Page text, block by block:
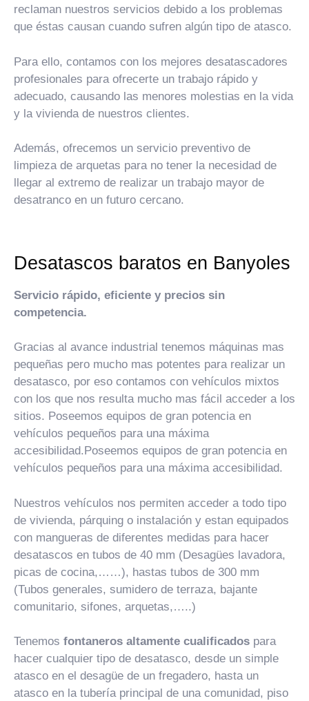
reclaman nuestros servicios debido a los problemas
que éstas causan cuando sufren algún tipo de atasco.
Para ello, contamos con los mejores desatascadores
profesionales para ofrecerte un trabajo rápido y
adecuado, causando las menores molestias en la vida
y la vivienda de nuestros clientes.
Además, ofrecemos un servicio preventivo de
limpieza de arquetas para no tener la necesidad de
llegar al extremo de realizar un trabajo mayor de
desatranco en un futuro cercano.
Desatascos baratos en Banyoles
Servicio rápido, eficiente y precios sin
competencia.
Gracias al avance industrial tenemos máquinas mas
pequeñas pero mucho mas potentes para realizar un
desatasco, por eso contamos con vehículos mixtos
con los que nos resulta mucho mas fácil acceder a los
sitios. Poseemos equipos de gran potencia en
vehículos pequeños para una máxima
accesibilidad.Poseemos equipos de gran potencia en
vehículos pequeños para una máxima accesibilidad.
Nuestros vehículos nos permiten acceder a todo tipo
de vivienda, párquing o instalación y estan equipados
con mangueras de diferentes medidas para hacer
desatascos en tubos de 40 mm (Desagües lavadora,
picas de cocina,……), hastas tubos de 300 mm
(Tubos generales, sumidero de terraza, bajante
comunitario, sifones, arquetas,…..)
Tenemos fontaneros altamente cualificados para
hacer cualquier tipo de desatasco, desde un simple
atasco en el desagüe de un fregadero, hasta un
atasco en la tubería principal de una comunidad, piso